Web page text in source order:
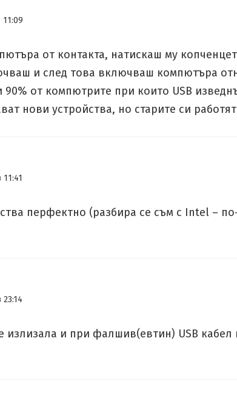
от контакта, натискаш му
и след това включваш компютъра
90% от компютрите при които USB
нови устройства, но старите си
перфектно (разбира се съм с Intel –
излизала и при фалшив(евтин) USB кабел